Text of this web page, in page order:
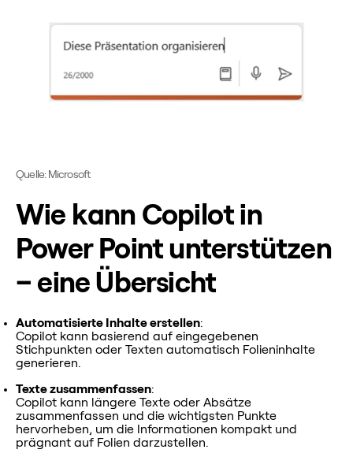
Quelle: Microsoft
Wie kann Copilot in
Power Point unterstützen
– eine Übersicht
Automatisierte Inhalte erstellen:
Copilot kann basierend auf eingegebenen
Stichpunkten oder Texten automatisch Folieninhalte
generieren.
Texte zusammenfassen:
Copilot kann längere Texte oder Absätze
zusammenfassen und die wichtigsten Punkte
hervorheben, um die Informationen kompakt und
prägnant auf Folien darzustellen.